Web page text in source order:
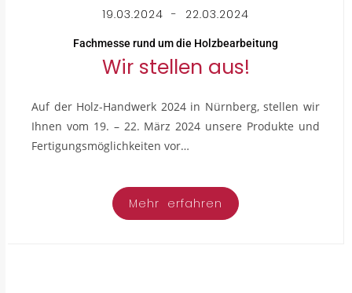
19.03.2024 - 22.03.2024
Fachmesse rund um die Holzbearbeitung
Wir stellen aus!
Auf der Holz-Handwerk 2024 in Nürnberg, stellen wir
Ihnen vom 19. – 22. März 2024 unsere Produkte und
Fertigungsmöglichkeiten vor…
Mehr erfahren